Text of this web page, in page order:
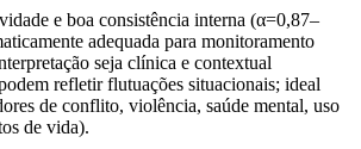
e boa consistência interna (α=0,87–
adequada para monitoramento
seja clínica e contextual
refletir flutuações situacionais; ideal
de conflito, violência, saúde mental, uso
de vida).